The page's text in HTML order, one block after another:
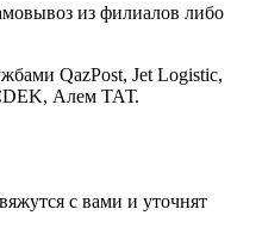
из филиалов либо
QazPost, Jet Logistic,
Алем ТАТ.
с вами и уточнят